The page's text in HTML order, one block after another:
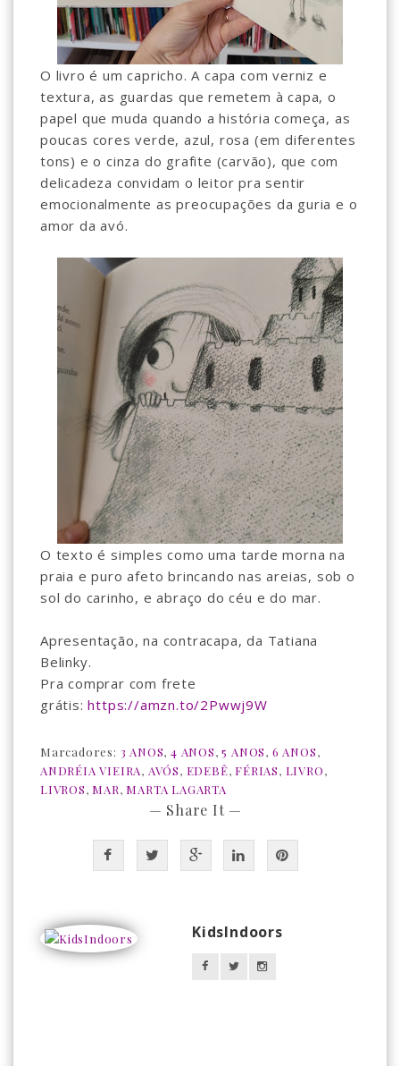
O livro é um capricho. A capa com verniz e
textura, as guardas que remetem à capa, o
papel que muda quando a história começa, as
poucas cores verde, azul, rosa (em diferentes
tons) e o cinza do grafite (carvão), que com
delicadeza convidam o leitor pra sentir
emocionalmente as preocupações da guria e o
amor da avó. ⠀
O texto é simples como uma tarde morna na
praia e puro afeto brincando nas areias, sob o
sol do carinho, e abraço do céu e do mar.⠀
Apresentação, na contracapa, da Tatiana
Belinky. ⠀
Pra comprar com frete
grátis:https://amzn.to/2Pwwj9W
Marcadores: 3 ANOS,4 ANOS,5 ANOS, 6 ANOS,
ANDRÉIA VIEIRA, AVÓS, EDEBÊ, FÉRIAS, LIVRO,
LIVROS, MAR, MARTA LAGARTA
— Share It —
KidsIndoors